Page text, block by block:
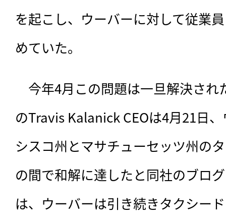
を起こし、ウーバーに対して従業
めていた。
今年4月この問題は一旦解決され
のTravis Kalanick CEOは4月21日
シスコ州とマサチューセッツ州の
の間で和解に達したと同社のブロ
は、ウーバーは引き続きタクシー